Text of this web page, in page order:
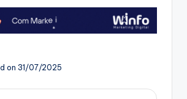
on 31/07/2025